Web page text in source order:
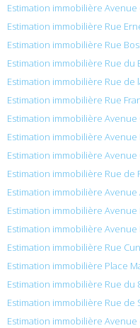
Estimation immobilière
Estimation immobilière Rue
Estimation immobilière Rue
Estimation immobilière Rue
Estimation immobilière Rue de
Estimation immobilière Rue
Estimation immobilière
Estimation immobilière
Estimation immobilière
Estimation immobilière Rue de
Estimation immobilière
Estimation immobilière
Estimation immobilière
Estimation immobilière Rue
Estimation immobilière Place
Estimation immobilière Rue du
Estimation immobilière Rue de
Estimation immobilière